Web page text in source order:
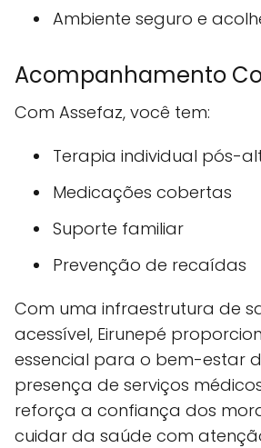
Ambiente seguro e
Acompanhamento
Com Assefaz, você tem:
Terapia individual pós-
Medicações cobertas
Suporte familiar
Prevenção de recaídas
Com uma infraestrutura de
acessível, Eirunepé
essencial para o bem-estar
presença de serviços
reforça a confiança dos
cuidar da saúde com